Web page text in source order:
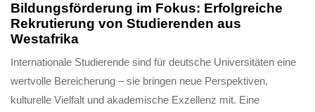
Bildungsförderung im Fokus: Erfolgreiche
Rekrutierung von Studierenden aus
Westafrika
Internationale Studierende sind für deutsche Universitäten eine
wertvolle Bereicherung – sie bringen neue Perspektiven,
kulturelle Vielfalt und akademische Exzellenz mit. Eine